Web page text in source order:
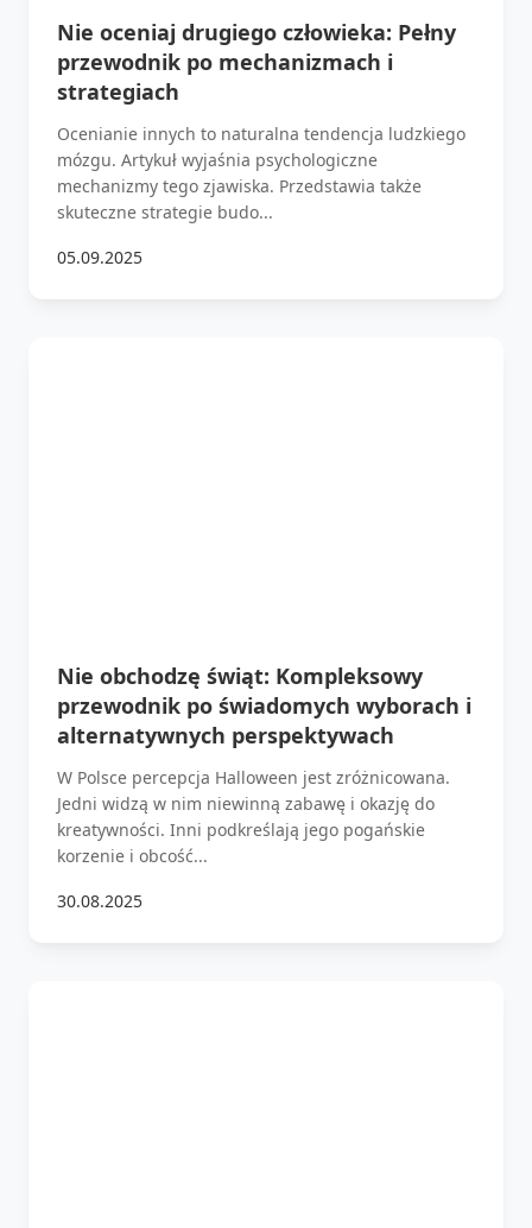
Nie oceniaj drugiego człowieka: Pełny
przewodnik po mechanizmach i
strategiach
Ocenianie innych to naturalna tendencja ludzkiego
mózgu. Artykuł wyjaśnia psychologiczne
mechanizmy tego zjawiska. Przedstawia także
skuteczne strategie budo...
05.09.2025
Nie obchodzę świąt: Kompleksowy
przewodnik po świadomych wyborach i
alternatywnych perspektywach
W Polsce percepcja Halloween jest zróżnicowana.
Jedni widzą w nim niewinną zabawę i okazję do
kreatywności. Inni podkreślają jego pogańskie
korzenie i obcość...
30.08.2025